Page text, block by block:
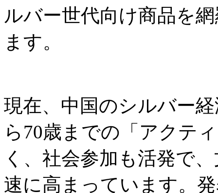
ルバー世代向け商品を
ます。
現在、中国のシルバー
ら70歳までの「アクテ
く、社会参加も活発で
速に高まっています。